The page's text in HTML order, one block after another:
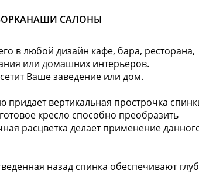
НАШИ САЛОНЫ
в любой дизайн кафе, бара, ресторана,
или домашних интерьеров.
Ваше заведение или дом.
вертикальная прострочка
кресло способно преобразить
расцветка делает применение
назад спинка обеспечивают